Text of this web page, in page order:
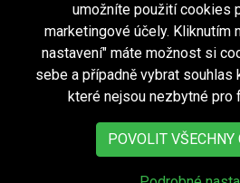
Povinně
Ochrana osobních
RSS
Bezbariérový
umožníte použití cookies
marketingové účely. Kliknutím
nastavení" máte možnost si
sebe a případně vybrat souhlas
které nejsou nezbytné pro
POVOLIT VŠECHNY